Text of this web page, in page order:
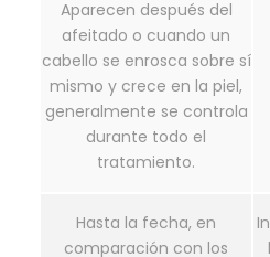
Aparecen después del
afeitado o cuando un
cabello se enrosca sobre sí
mismo y crece en la piel,
generalmente se controla
durante todo el
tratamiento.
Hasta la fecha, en
comparación con los